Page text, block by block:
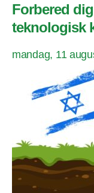
Forbered
teknologisk
mandag, 11